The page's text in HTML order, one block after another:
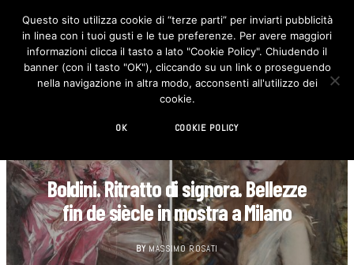
F
c
e
b
o
I
n
s
t
Boldini. Ritratto di signora. Bellezze
fin de siècle in mostra a Milano
BY MASSIMO ROSATI
Questo sito utilizza cookie di “terze parti” per inviarti pubblicità
in linea con i tuoi gusti e le tue preferenze. Per avere maggiori
informazioni clicca il tasto a lato "Cookie Policy". Chiudendo il
banner (con il tasto "OK"), cliccando su un link o proseguendo
nella navigazione in altra modo, acconsenti all'utilizzo dei
cookie.
OK COOKIE POLICY